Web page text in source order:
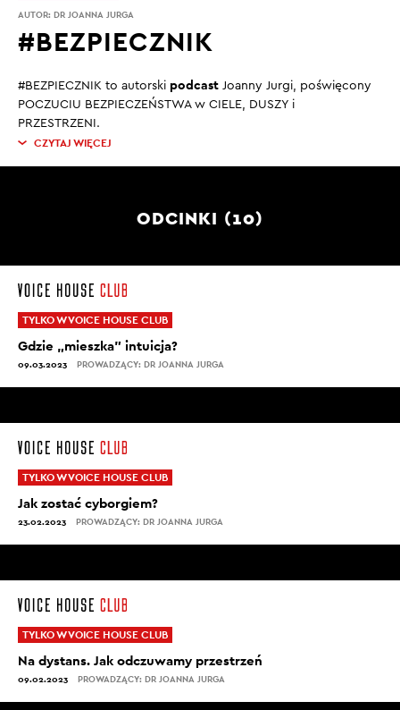
AUTOR: DR JOANNA JURGA
#BEZPIECZNIK
#BEZPIECZNIK to autorski podcast Joanny Jurgi, poświęcony
POCZUCIU BEZPIECZEŃSTWA w CIELE, DUSZY i
PRZESTRZENI.
CZYTAJ WIĘCEJ
ODCINKI (10)
TYLKO W VOICE HOUSE CLUB
Gdzie „mieszka” intuicja?
09.03.2023 PROWADZĄCY: DR JOANNA JURGA
TYLKO W VOICE HOUSE CLUB
Jak zostać cyborgiem?
23.02.2023 PROWADZĄCY: DR JOANNA JURGA
TYLKO W VOICE HOUSE CLUB
Na dystans. Jak odczuwamy przestrzeń
09.02.2023 PROWADZĄCY: DR JOANNA JURGA